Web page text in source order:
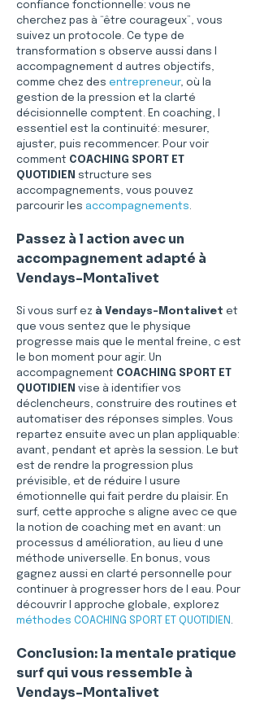
confiance fonctionnelle: vous ne
cherchez pas à “être courageux”, vous
suivez un protocole. Ce type de
transformation s observe aussi dans l
accompagnement d autres objectifs,
comme chez des entrepreneur, où la
gestion de la pression et la clarté
décisionnelle comptent. En coaching, l
essentiel est la continuité: mesurer,
ajuster, puis recommencer. Pour voir
comment COACHING SPORT ET
QUOTIDIEN structure ses
accompagnements, vous pouvez
parcourir les accompagnements.
Passez à l action avec un
accompagnement adapté à
Vendays-Montalivet
Si vous surf ez à Vendays-Montalivet et
que vous sentez que le physique
progresse mais que le mental freine, c est
le bon moment pour agir. Un
accompagnement COACHING SPORT ET
QUOTIDIEN vise à identifier vos
déclencheurs, construire des routines et
automatiser des réponses simples. Vous
repartez ensuite avec un plan appliquable:
avant, pendant et après la session. Le but
est de rendre la progression plus
prévisible, et de réduire l usure
émotionnelle qui fait perdre du plaisir. En
surf, cette approche s aligne avec ce que
la notion de coaching met en avant: un
processus d amélioration, au lieu d une
méthode universelle. En bonus, vous
gagnez aussi en clarté personnelle pour
continuer à progresser hors de l eau. Pour
découvrir l approche globale, explorez
méthodes COACHING SPORT ET QUOTIDIEN .
Conclusion: la mentale pratique
surf qui vous ressemble à
Vendays-Montalivet